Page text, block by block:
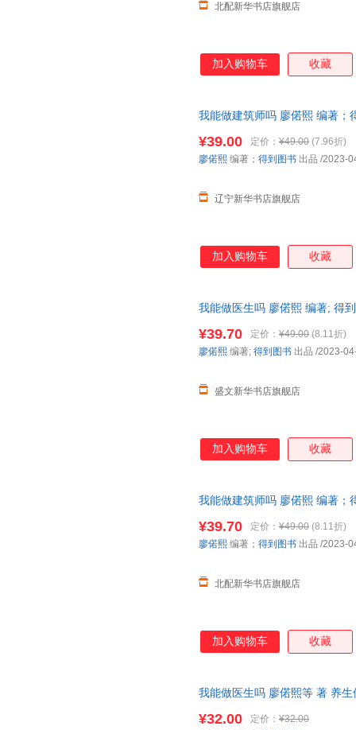
北配新华书店旗舰店
加入购物车 收藏
我能做建筑师吗 廖偌熙 编著；
¥39.00 定价： ¥49.00 (7.96折)
辽宁新华书店旗舰店
廖偌熙 编著； 得到图书 出品 /2023-
加入购物车 收藏
我能做医生吗 廖偌熙 编著; 得
¥39.70 定价： ¥49.00 (8.11折)
盛文新华书店旗舰店
廖偌熙 编著; 得到图书 出品 /2023-
加入购物车 收藏
我能做建筑师吗 廖偌熙 编著；
¥39.70 定价： ¥49.00 (8.11折)
北配新华书店旗舰店
廖偌熙 编著； 得到图书 出品 /2023-
加入购物车 收藏
我能做医生吗 廖偌熙等 著 养生
¥32.00 定价： ¥32.00